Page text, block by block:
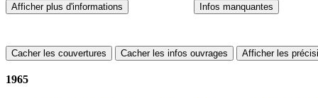
Afficher plus d'informations Infos manquantes
Cacher les couvertures Cacher les infos ouvrages Afficher les
1965